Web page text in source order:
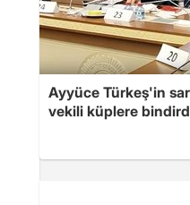
Ayyüce Türkeş'in
vekili küplere